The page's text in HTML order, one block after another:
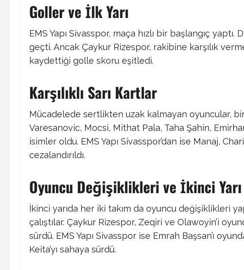
Goller ve İlk Yarı
EMS Yapı Sivasspor, maça hızlı bir başlangıç yaptı.
geçti. Ancak Çaykur Rizespor, rakibine karşılık
kaydettiği golle skoru eşitledi.
Karşılıklı Sarı Kartlar
Mücadelede sertlikten uzak kalmayan oyuncular,
Varesanovic, Mocsi, Mithat Pala, Taha Şahin,
isimler oldu. EMS Yapı Sivasspor’dan ise Manaj,
cezalandırıldı.
Oyuncu Değişiklikleri ve İkinci Yarı
İkinci yarıda her iki takım da oyuncu değişiklikleri
çalıştılar. Çaykur Rizespor, Zeqiri ve Olawoyin’i
sürdü. EMS Yapı Sivasspor ise Emrah Başsan’ı
Keita’yı sahaya sürdü.